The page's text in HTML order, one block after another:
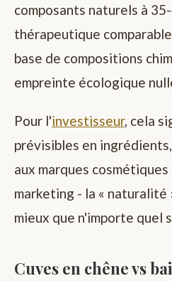
composants naturels à
thérapeutique
base de compositions
empreinte écologique
Pour l'investisseur, cela
prévisibles en
aux marques
marketing - la « naturalité
mieux que n'importe quel
Cuves en chêne vs